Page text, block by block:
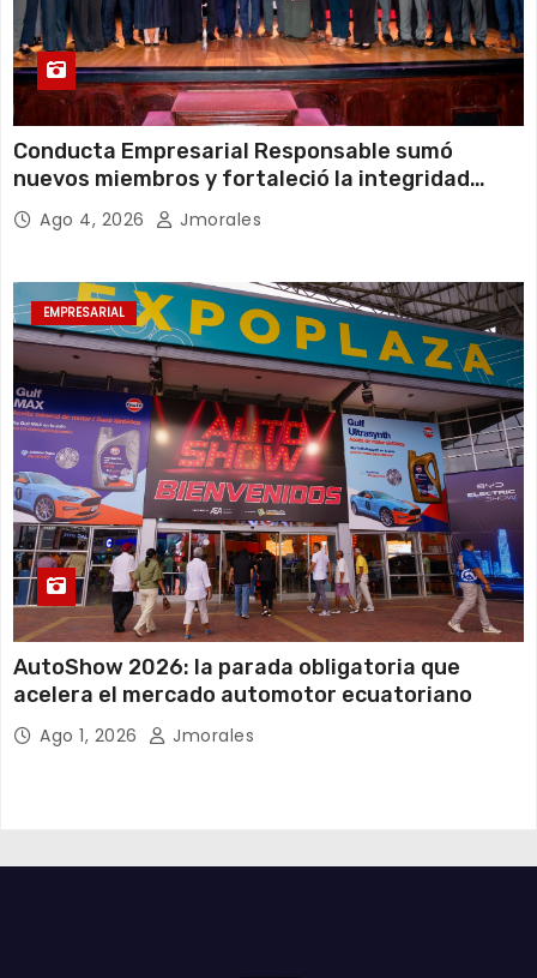
Conducta Empresarial Responsable sumó
nuevos miembros y fortaleció la integridad
empresarial en Ecuador
Ago 4, 2026 Jmorales
EMPRESARIAL
AutoShow 2026: la parada obligatoria que
acelera el mercado automotor ecuatoriano
Ago 1, 2026 Jmorales